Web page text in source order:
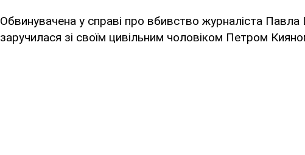
Обвинувачена у справі про вбивство журналіста
заручилася зі своїм цивільним чоловіком Петром